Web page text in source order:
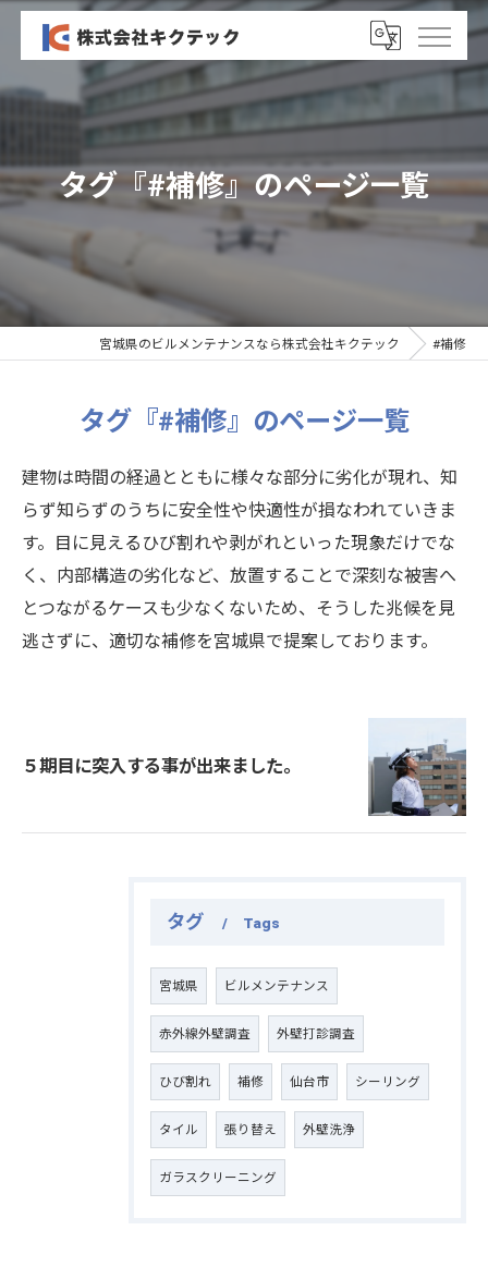
タグ『#補修』のページ一覧
宮城県のビルメンテナンスなら株式会社キクテック #補修
タグ『#補修』のページ一覧
建物は時間の経過とともに様々な部分に劣化が現れ、知
らず知らずのうちに安全性や快適性が損なわれていきま
す。目に見えるひび割れや剥がれといった現象だけでな
く、内部構造の劣化など、放置することで深刻な被害へ
とつながるケースも少なくないため、そうした兆候を見
逃さずに、適切な補修を宮城県で提案しております。
５期目に突入する事が出来ました。
タグ Tags
宮城県 ビルメンテナンス
赤外線外壁調査 外壁打診調査
ひび割れ 補修 仙台市 シーリング
タイル 張り替え 外壁洗浄
ガラスクリーニング